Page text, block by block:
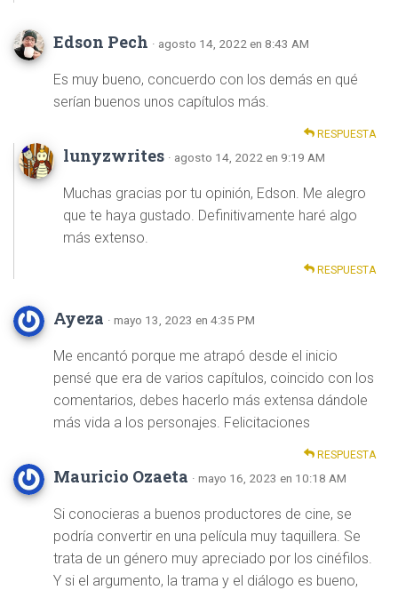
Edson Pech · agosto 14, 2022 en 8:43 AM
Es muy bueno, concuerdo con los demás en qué
serían buenos unos capítulos más.
RESPUESTA
lunyzwrites · agosto 14, 2022 en 9:19 AM
Muchas gracias por tu opinión, Edson. Me alegro
que te haya gustado. Definitivamente haré algo
más extenso.
RESPUESTA
Ayeza · mayo 13, 2023 en 4:35 PM
Me encantó porque me atrapó desde el inicio
pensé que era de varios capítulos, coincido con los
comentarios, debes hacerlo más extensa dándole
más vida a los personajes. Felicitaciones
RESPUESTA
Mauricio Ozaeta · mayo 16, 2023 en 10:18 AM
Si conocieras a buenos productores de cine, se
podría convertir en una película muy taquillera. Se
trata de un género muy apreciado por los cinéfilos.
Y si el argumento, la trama y el diálogo es bueno,